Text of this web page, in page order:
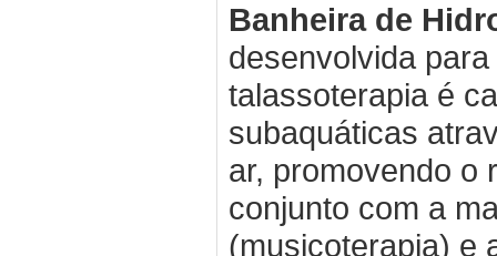
Banheira de
desenvolvida
talassoterapia é
subaquáticas
ar, promovendo o
conjunto com a
(musicoterapia) e